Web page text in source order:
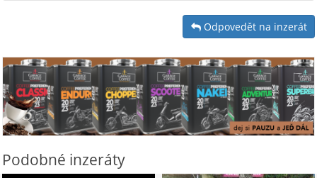
Odpovedět na inzerát
Podobné inzeráty